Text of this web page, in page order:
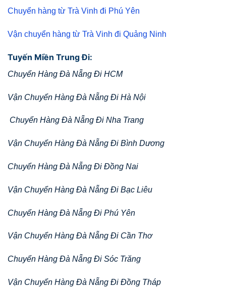
Chuyển hàng từ Trà Vinh đi Phú Yên
Vận chuyển hàng từ Trà Vinh đi Quảng Ninh
Tuyến Miền Trung Đi:
Chuyển Hàng Đà Nẵng Đi HCM
Vận Chuyển Hàng Đà Nẵng Đi Hà Nội
Chuyển Hàng Đà Nẵng Đi Nha Trang
Vận Chuyển Hàng Đà Nẵng Đi Bình Dương
Chuyển Hàng Đà Nẵng Đi Đồng Nai
Vận Chuyển Hàng Đà Nẵng Đi Bạc Liêu
Chuyển Hàng Đà Nẵng Đi Phú Yên
Vận Chuyển Hàng Đà Nẵng Đi Cần Thơ
Chuyển Hàng Đà Nẵng Đi Sóc Trăng
Vận Chuyển Hàng Đà Nẵng Đi Đồng Tháp